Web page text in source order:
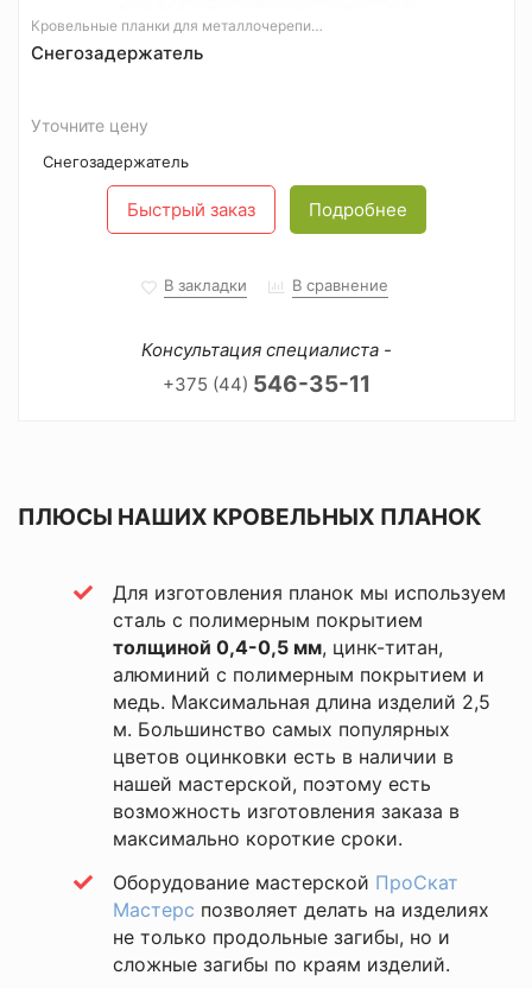
Кровельные планки для металлочерепицы
Снегозадержатель
Уточните цену
Снегозадержатель
Быстрый заказ Подробнее
В закладки В сравнение
Консультация специалиста -
+375 (44) 546-35-11
ПЛЮСЫ НАШИХ КРОВЕЛЬНЫХ ПЛАНОК
Для изготовления планок мы используем
сталь с полимерным покрытием
толщиной 0,4-0,5 мм, цинк-титан,
алюминий с полимерным покрытием и
медь. Максимальная длина изделий 2,5
м. Большинство самых популярных
цветов оцинковки есть в наличии в
нашей мастерской, поэтому есть
возможность изготовления заказа в
максимально короткие сроки.
Оборудование мастерской ПроСкат
Мастерс позволяет делать на изделиях
не только продольные загибы, но и
сложные загибы по краям изделий.